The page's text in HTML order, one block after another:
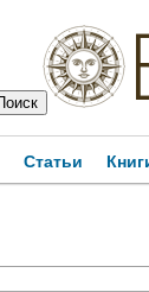
Статьи